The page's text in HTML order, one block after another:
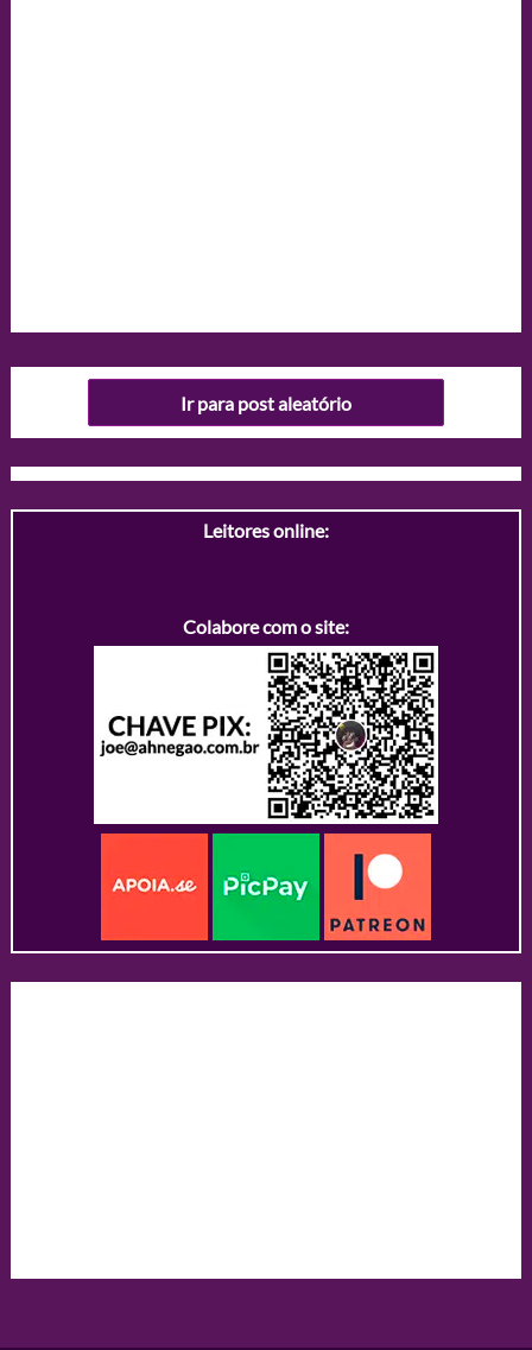
Ir para post aleatório
Leitores online:
Colabore com o site: